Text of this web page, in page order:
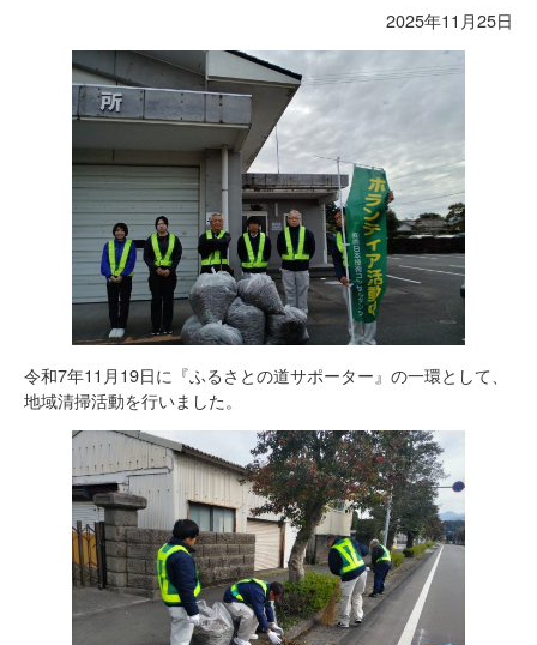
2025年11月25日
令和7年11月19日に『ふるさとの道サポーター』の一環として、
地域清掃活動を行いました。